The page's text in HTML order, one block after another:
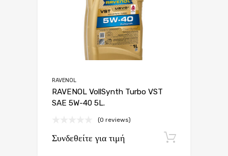
RAVENOL
RAVENOL VollSynth Turbo VST
SAE 5W-40 5L.
(0 reviews)
Συνδεθείτε για τιμή